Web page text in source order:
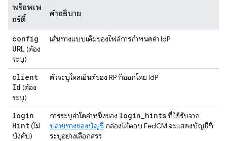
พร็อพเพ
อร์ตี้
คำอธิบาย
config
URL(ต้อง
ระบุ)
เส้นทางแบบเต็มของไฟล์การกำหนดค่า IdP
client
Id (ต้อง
ระบุ)
ตัวระบุไคลเอ็นต์ของ RP ที่ออกโดย IdP
login
Hint (ไม่
บังคับ)
การระบุค่าใดค่าหนึ่งของ login hintsที่ได้รับจาก
ปลายทางของบัญชี กล่องโต้ตอบ FedCM จะแสดงบัญชีที่
ระบุอย่างเลือกสรร